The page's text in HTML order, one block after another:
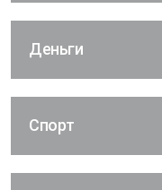
Деньги
Спорт